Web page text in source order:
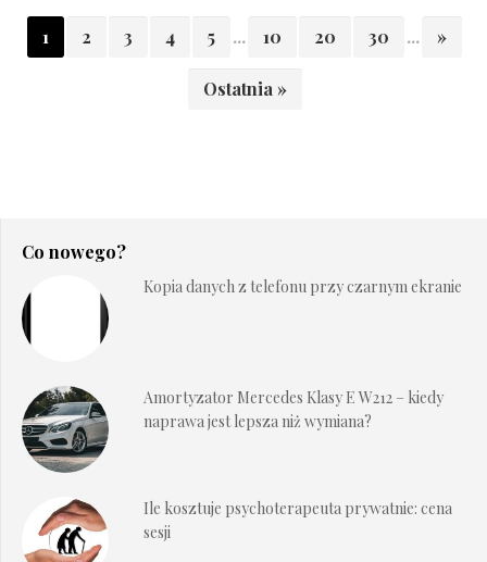
1 2 3 4 5 ... 10 20 30 ... »
Ostatnia »
Co nowego?
Kopia danych z telefonu przy czarnym ekranie
Amortyzator Mercedes Klasy E W212 – kiedy
naprawa jest lepsza niż wymiana?
Ile kosztuje psychoterapeuta prywatnie: cena
sesji